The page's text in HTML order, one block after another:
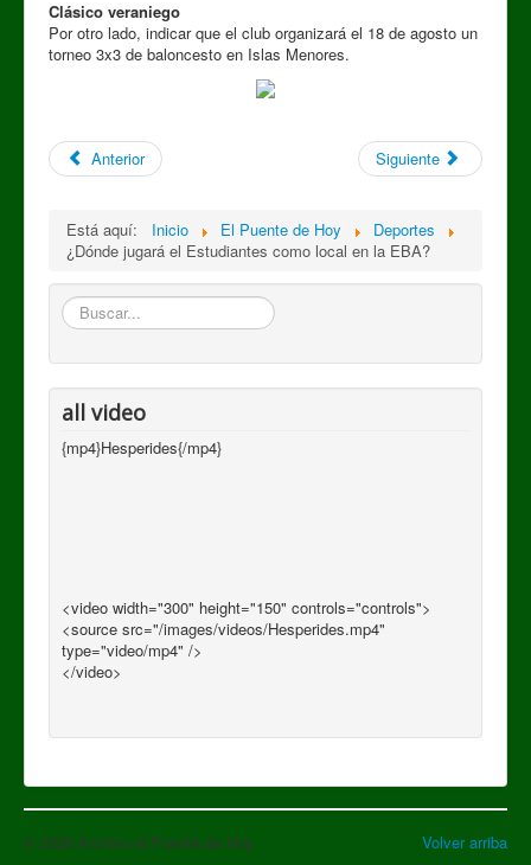
Clásico veraniego
Por otro lado, indicar que el club organizará el 18 de agosto un
torneo 3x3 de baloncesto en Islas Menores.
Anterior Siguiente
Está aquí: Inicio El Puente de Hoy
Deportes
¿Dónde jugará el Estudiantes como local en la EBA?
Buscar
all video
{mp4}Hesperides{/mp4}
<video width="300" height="150" controls="controls">
<source src="/images/videos/Hesperides.mp4"
type="video/mp4" />
</video>
Volver arriba
© 2026 Archivo el Puente de Hoy